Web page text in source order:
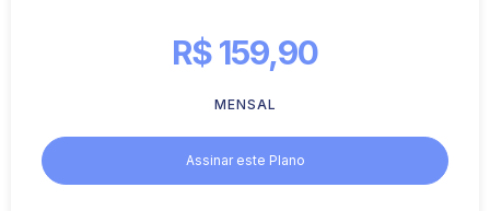
R$ 159,90
MENSAL
Assinar este Plano